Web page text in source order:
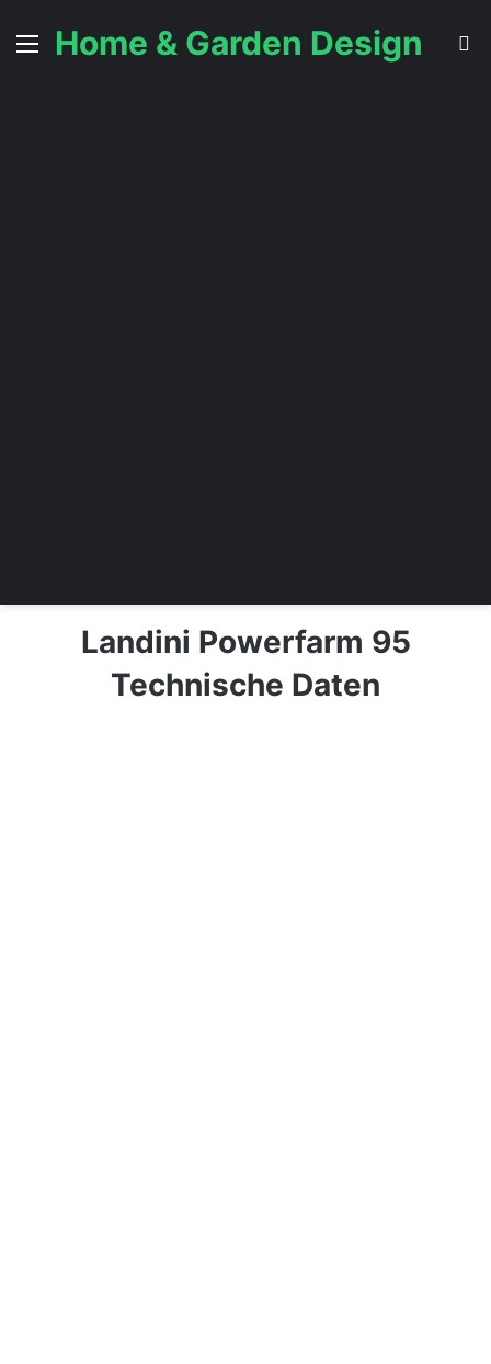
Menü
Home & Garden Design
Landini Powerfarm 95
Technische Daten